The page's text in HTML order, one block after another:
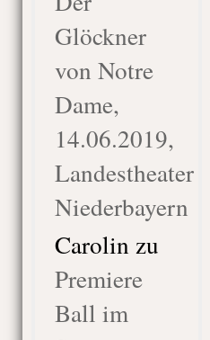
Glöckner
von Notre
Dame,
14.06.2019,
Landestheater
Niederbayern
Carolin zu
Premiere
Ball im